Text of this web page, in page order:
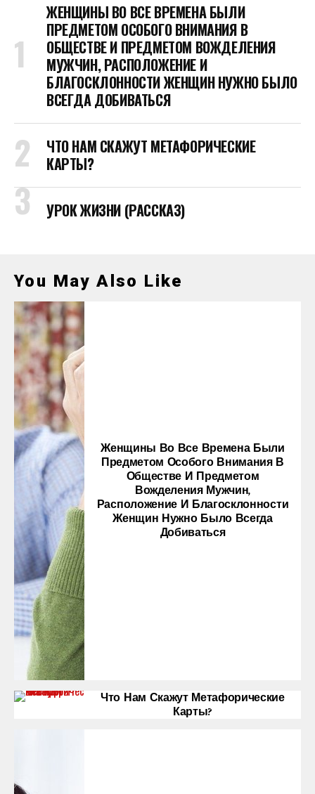
ЖЕНЩИНЫ ВО ВСЕ ВРЕМЕНА БЫЛИ
ПРЕДМЕТОМ ОСОБОГО ВНИМАНИЯ В
ОБЩЕСТВЕ И ПРЕДМЕТОМ ВОЖДЕЛЕНИЯ
МУЖЧИН, РАСПОЛОЖЕНИЕ И
БЛАГОСКЛОННОСТИ ЖЕНЩИН НУЖНО БЫЛО
ВСЕГДА ДОБИВАТЬСЯ
ЧТО НАМ СКАЖУТ МЕТАФОРИЧЕСКИЕ
КАРТЫ?
УРОК ЖИЗНИ (РАССКАЗ)
You May Also Like
Женщины Во Все Времена Были
Предметом Особого Внимания В
Обществе И Предметом
Вожделения Мужчин,
Расположение И Благосклонности
Женщин Нужно Было Всегда
Добиваться
Что Нам Скажут Метафорические
Карты?